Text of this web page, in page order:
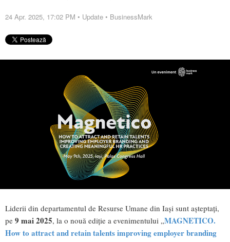
24 Apr. 2025, 17:02 PM • Update • BusinessMark
Liderii din departamentul de Resurse Umane din Iași sunt așteptați,
pe 9 mai 2025, la o nouă ediție a evenimentului „MAGNETICO.
How to attract and retain talents improving employer branding